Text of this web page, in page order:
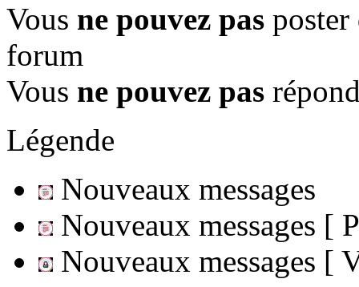
Vous ne pouvez pas poster
forum
Vous ne pouvez pas
Légende
Nouveaux messages
Nouveaux messages [
Nouveaux messages [